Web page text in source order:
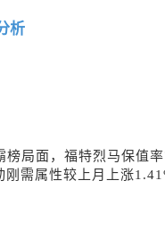
析
榜局面，福特烈马保值率
需属性较上月上涨